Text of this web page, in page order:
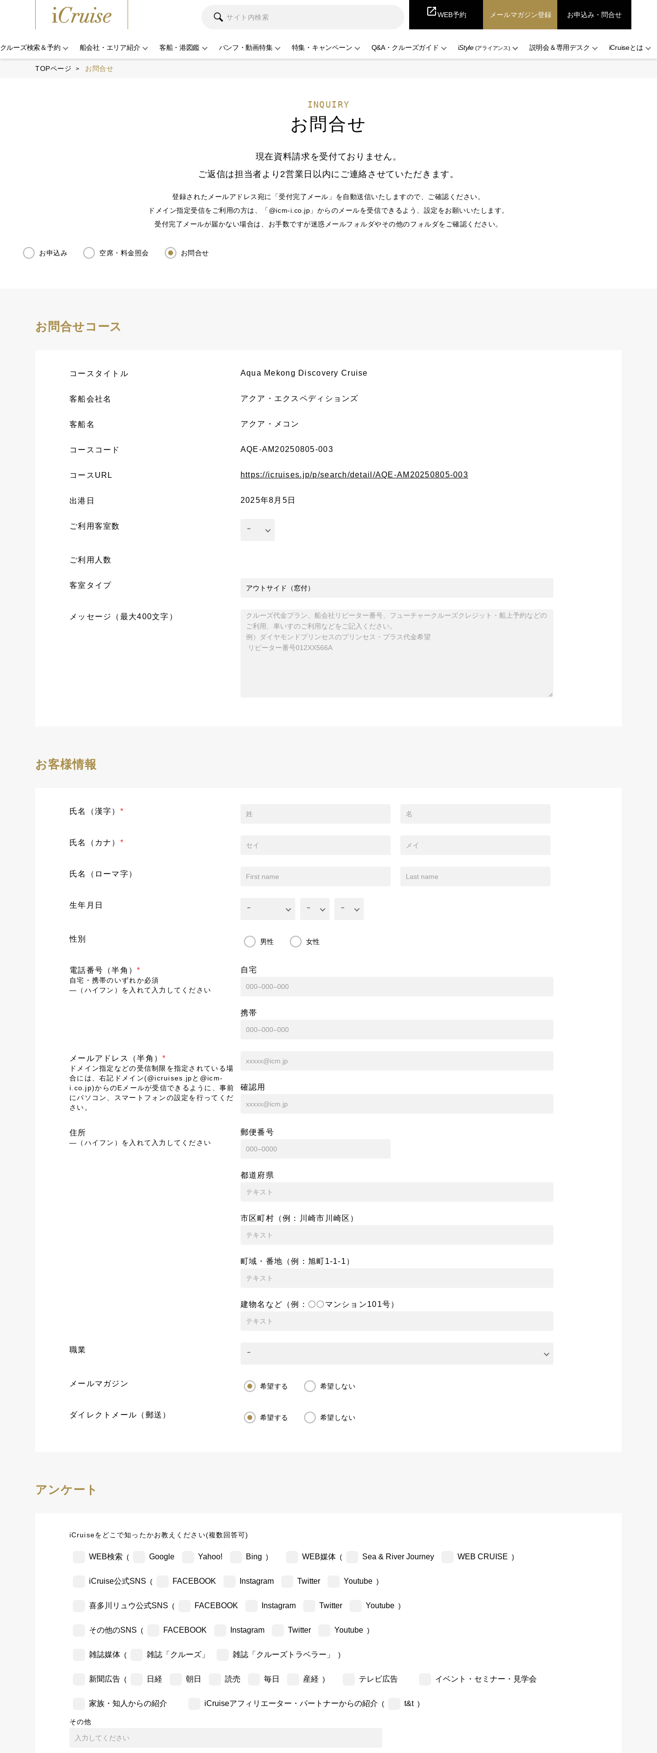
open_in_newWEB予約 メールマガジン登録 お申込み・問合せ
クルーズ検索＆予約 船会社・エリア紹介 客船・港図鑑 パンフ・動画特集 特集・キャンペーン Q&A・クルーズガイド iStyle(アライアンス) 説明会＆専用デスク iCruiseとは
TOPページ お問合せ
INQUIRY
お問合せ
現在資料請求を受付ておりません。
ご返信は担当者より2営業日以内にご連絡させていただきます。
登録されたメールアドレス宛に「受付完了メール」を自動送信いたしますので、ご確認ください。
ドメイン指定受信をご利用の方は、「@icm-i.co.jp」からのメールを受信できるよう、設定をお願いいたします。
受付完了メールが届かない場合は、お手数ですが迷惑メールフォルダやその他のフォルダをご確認ください。
お申込み 空席・料金照会 お問合せ
お問合せコース
コースタイトル Aqua Mekong Discovery Cruise
客船会社名 アクア・エクスペディションズ
客船名 アクア・メコン
コースコード AQE-AM20250805-003
コースURL https://icruises.jp/p/search/detail/AQE-AM20250805-003
出港日 2025年8月5日
ご利用客室数
ご利用人数
客室タイプ
メッセージ（最大400文字）
お客様情報
氏名（漢字） *
氏名（カナ） *
氏名（ローマ字）
生年月日
性別 男性 女性
電話番号（半角）*
自宅・携帯のいずれか必須
―（ハイフン）を入れて入力してください
自宅
携帯
メールアドレス（半角）*
ドメイン指定などの受信制限を指定されている場
合には、右記ドメイン(@icruises.jpと@icm-
i.co.jp)からのEメールが受信できるように、事前
にパソコン、スマートフォンの設定を行ってくだ
さい。
確認用
住所
―（ハイフン）を入れて入力してください
郵便番号
都道府県
市区町村（例：川崎市川崎区）
町域・番地（例：旭町1-1-1）
建物名など（例：〇〇マンション101号）
職業
メールマガジン 希望する 希望しない
ダイレクトメール（郵送） 希望する 希望しない
アンケート
iCruiseをどこで知ったかお教えください(複数回答可)
WEB検索 ( Google Yahoo! Bing ) WEB媒体 ( Sea & River Journey WEB CRUISE )
iCruise公式SNS ( FACEBOOK Instagram Twitter Youtube )
喜多川リュウ公式SNS ( FACEBOOK Instagram Twitter Youtube )
その他のSNS ( FACEBOOK Instagram Twitter Youtube )
雑誌媒体 ( 雑誌「クルーズ」 雑誌「クルーズトラベラー」 )
新聞広告 ( 日経 朝日 読売 毎日 産経 ) テレビ広告 イベント・セミナー・見学会
家族・知人からの紹介 iCruiseアフィリエーター・パートナーからの紹介 ( t&t )
その他